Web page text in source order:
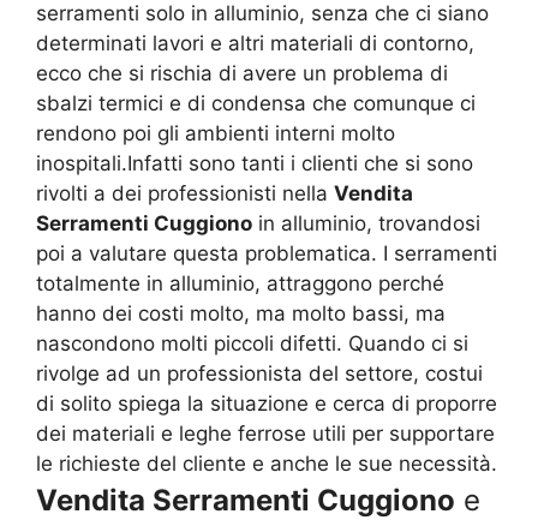
serramenti solo in alluminio, senza che ci siano
determinati lavori e altri materiali di contorno,
ecco che si rischia di avere un problema di
sbalzi termici e di condensa che comunque ci
rendono poi gli ambienti interni molto
inospitali.Infatti sono tanti i clienti che si sono
rivolti a dei professionisti nella Vendita
Serramenti Cuggiono in alluminio, trovandosi
poi a valutare questa problematica. I serramenti
totalmente in alluminio, attraggono perché
hanno dei costi molto, ma molto bassi, ma
nascondono molti piccoli difetti. Quando ci si
rivolge ad un professionista del settore, costui
di solito spiega la situazione e cerca di proporre
dei materiali e leghe ferrose utili per supportare
le richieste del cliente e anche le sue necessità.
Vendita Serramenti Cuggiono e